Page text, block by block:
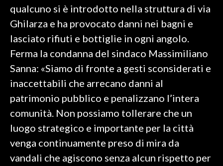
MOTORI
TENNIS
ALTRI SPORT
CULTURA
SPETTACOLI
SALUTE
SARDEGNA TURISMO
qualcuno si è introdotto nella struttura di via
Ghilarza e ha provocato danni nei bagni e
lasciato rifiuti e bottiglie in ogni angolo.
Ferma la condanna del sindaco Massimiliano
Sanna: «Siamo di fronte a gesti sconsiderati e
inaccettabili che arrecano danni al
patrimonio pubblico e penalizzano l’intera
comunità. Non possiamo tollerare che un
luogo strategico e importante per la città
venga continuamente preso di mira da
vandali che agiscono senza alcun rispetto per